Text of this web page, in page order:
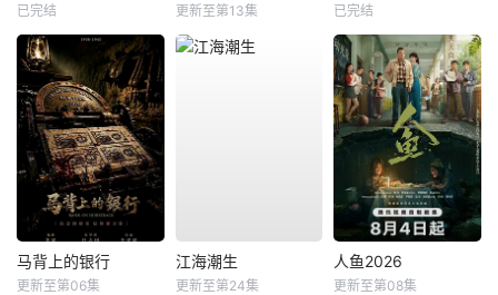
已完结 更新至第13集 已完结
马背上的银行
更新至第06集
江海潮生
更新至第24集
人鱼2026
更新至第08集